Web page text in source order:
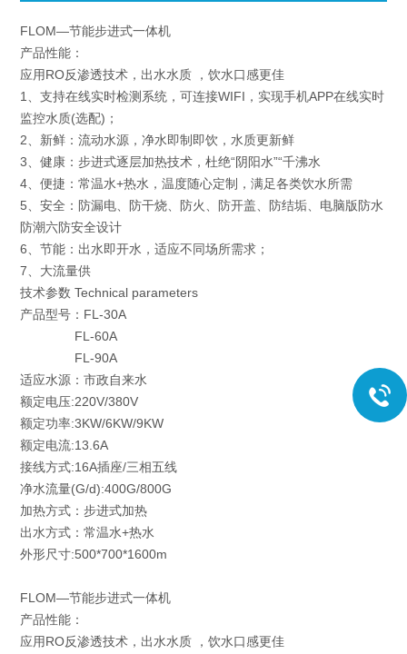
FLOM—节能步进式一体机
产品性能：
应用RO反渗透技术，出水水质 ，饮水口感更佳
1、支持在线实时检测系统，可连接WIFI，实现手机APP在线实时
监控水质(选配)；
2、新鲜：流动水源，净水即制即饮，水质更新鲜
3、健康：步进式逐层加热技术，杜绝“阴阳水”“千沸水
4、便捷：常温水+热水，温度随心定制，满足各类饮水所需
5、安全：防漏电、防干烧、防火、防开盖、防结垢、电脑版防水
防潮六防安全设计
6、节能：出水即开水，适应不同场所需求；
7、大流量供
技术参数 Technical parameters
产品型号：FL-30A
FL-60A
FL-90A
适应水源：市政自来水
额定电压:220V/380V
额定功率:3KW/6KW/9KW
额定电流:13.6A
接线方式:16A插座/三相五线
净水流量(G/d):400G/800G
加热方式：步进式加热
出水方式：常温水+热水
外形尺寸:500*700*1600m
FLOM—节能步进式一体机
产品性能：
应用RO反渗透技术，出水水质 ，饮水口感更佳